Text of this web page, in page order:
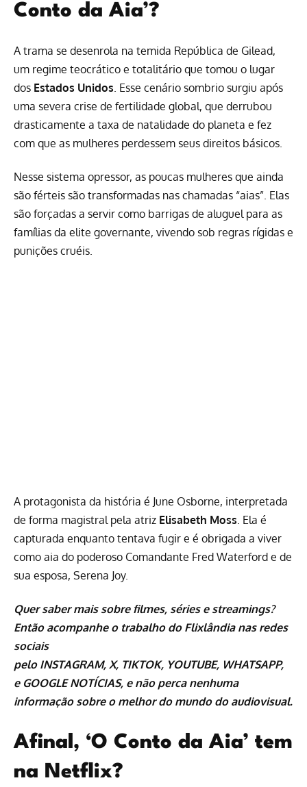
Conto da Aia’?
A trama se desenrola na temida República de Gilead,
um regime teocrático e totalitário que tomou o lugar
dos Estados Unidos . Esse cenário sombrio surgiu após
uma severa crise de fertilidade global, que derrubou
drasticamente a taxa de natalidade do planeta e fez
com que as mulheres perdessem seus direitos básicos.
Nesse sistema opressor, as poucas mulheres que ainda
são férteis são transformadas nas chamadas “aias”. Elas
são forçadas a servir como barrigas de aluguel para as
famílias da elite governante, vivendo sob regras rígidas e
punições cruéis.
A protagonista da história é June Osborne, interpretada
de forma magistral pela atriz Elisabeth Moss . Ela é
capturada enquanto tentava fugir e é obrigada a viver
como aia do poderoso Comandante Fred Waterford e de
sua esposa, Serena Joy.
Quer saber mais sobre filmes, sériese streamings?
Então acompanhe o trabalho do Flixlândianas redes
sociais
pelo INSTAGRAM, X, TIKTOK, YOUTUBE, WHATSAPP,
e GOOGLE NOTÍCIAS, e não perca nenhuma
informação sobre o melhor do mundo do audiovisual.
Afinal, ‘O Conto da Aia’ tem
na Netflix?